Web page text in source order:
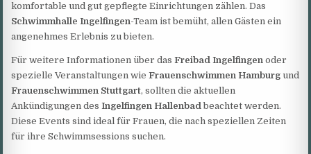
komfortable und gut gepflegte Einrichtungen zählen. Das
Schwimmhalle Ingelfingen-Team ist bemüht, allen Gästen ein
angenehmes Erlebnis zu bieten.
Für weitere Informationen über dasFreibad Ingelfingen oder
spezielle Veranstaltungen wieFrauenschwimmen Hamburg und
Frauenschwimmen Stuttgart, sollten die aktuellen
Ankündigungen desIngelfingen Hallenbadbeachtet werden.
Diese Events sind ideal für Frauen, die nach speziellen Zeiten
für ihre Schwimmsessions suchen.